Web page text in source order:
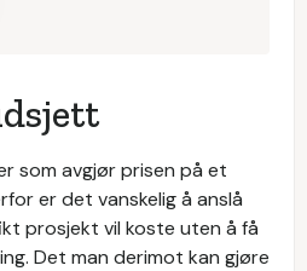
som avgjør prisen på et
er det vanskelig å anslå
prosjekt vil koste uten å få
Det man derimot kan gjøre